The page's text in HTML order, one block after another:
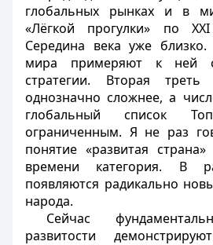
глобальных рынках и в
«Лёгкой прогулки» по
Середина века уже
мира примеряют к ней
стратегии. Вторая
однозначно сложнее, а
глобальный список
ограниченным. Я не раз
понятие «развитая
времени категория. В
появляются радикально
народа.
Сейчас
развитости